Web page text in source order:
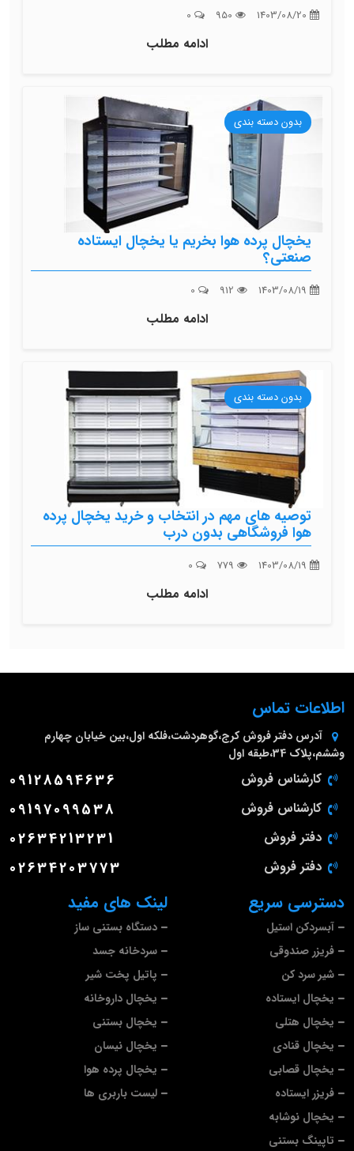
ادامه مطلب
بدون دسته بندی
یخچال پرده هوا بخریم یا یخچال ایستاده
صنعتی؟
ادامه مطلب
بدون دسته بندی
توصیه های مهم در انتخاب و خرید یخچال پرده
هوا فروشگاهی بدون درب
ادامه مطلب
لینک های مفید
دستگاه بستنی ساز
سردخانه جسد
پاتیل پخت شیر
یخچال داروخانه
یخچال بستنی
یخچال نیسان
یخچال پرده هوا
لیست باربری ها
دسترسی سریع
آبسردکن استیل
فریزر صندوقی
شیر سرد کن
یخچال ایستاده
یخچال هتلی
یخچال قنادی
یخچال قصابی
فریزر ایستاده
یخچال نوشابه
تاپینگ بستنی
اطلاعات تماس
آدرس دفتر فروش کرج،گوهردشت،فلکه اول،بین خیابان چهارم
وششم،پلاک 34،طبقه اول
کارشناس فروش 09128594636
کارشناس فروش 09197099538
دفتر فروش 02634213231
دفتر فروش 02634203773